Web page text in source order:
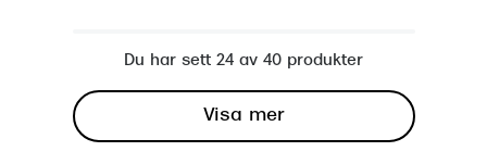
Du har sett 24 av 40 produkter
Visa mer